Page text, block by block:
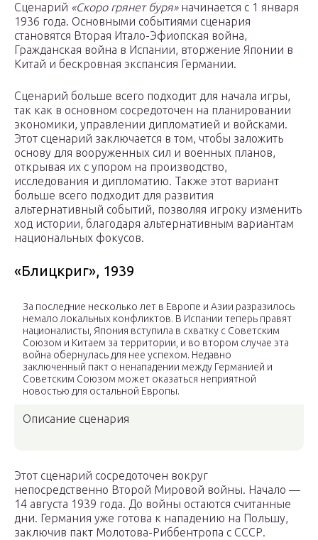
Сценарий «Скоро грянет буря»начинается с 1 января
1936 года. Основными событиями сценария
становятся Вторая Итало-Эфиопская война,
Гражданская война в Испании, вторжение Японии в
Китай и бескровная экспансия Германии.
Сценарий больше всего подходит для начала игры,
так как в основном сосредоточен на планировании
экономики, управлении дипломатией и войсками.
Этот сценарий заключается в том, чтобы заложить
основу для вооруженных сил и военных планов,
открывая их с упором на производство,
исследования и дипломатию. Также этот вариант
больше всего подходит для развития
альтернативный событий, позволяя игроку изменить
ход истории, благодаря альтернативным вариантам
национальных фокусов.
«Блицкриг», 1939
За последние несколько лет в Европе и Азии разразилось
немало локальных конфликтов. В Испании теперь правят
националисты, Япония вступила в схватку с Советским
Союзом и Китаем за территории, и во втором случае эта
война обернулась для нее успехом. Недавно
заключенный пакт о ненападении между Германией и
Советским Союзом может оказаться неприятной
новостью для остальной Европы.
Описание сценария
Этот сценарий сосредоточен вокруг
непосредственно Второй Мировой войны. Начало —
14 августа 1939 года. До войны остаются считанные
дни. Германия уже готова к нападению на Польшу,
заключив пакт Молотова-Риббентропа с СССР.